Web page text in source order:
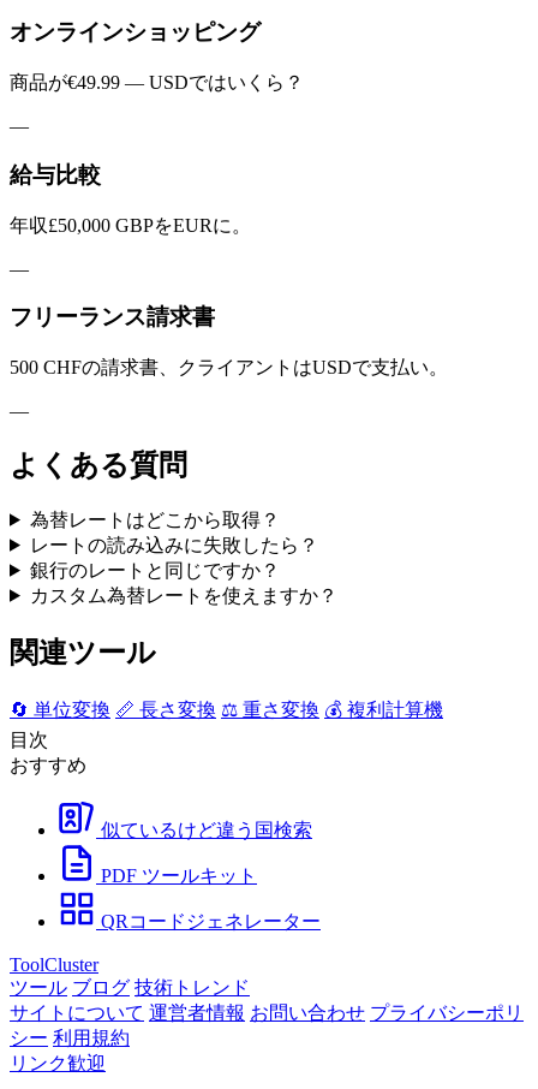
オンラインショッピング
商品が€49.99 — USDではいくら？
—
給与比較
年収£50,000 GBPをEURに。
—
フリーランス請求書
500 CHFの請求書、クライアントはUSDで支払い。
—
よくある質問
為替レートはどこから取得？
レートの読み込みに失敗したら？
銀行のレートと同じですか？
カスタム為替レートを使えますか？
関連ツール
🔄 単位変換 📏 長さ変換 ⚖️ 重さ変換 💰 複利計算機
目次
おすすめ
似ているけど違う国検索
PDF ツールキット
QRコードジェネレーター
ToolCluster
ツール ブログ 技術トレンド
サイトについて 運営者情報 お問い合わせ プライバシーポリ
シー 利用規約
リンク歓迎